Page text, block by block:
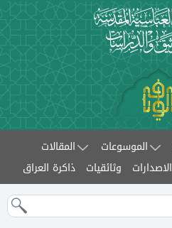
الموسوعات
المقالات
الاصدارات وثائقيات ذاكرة العراق